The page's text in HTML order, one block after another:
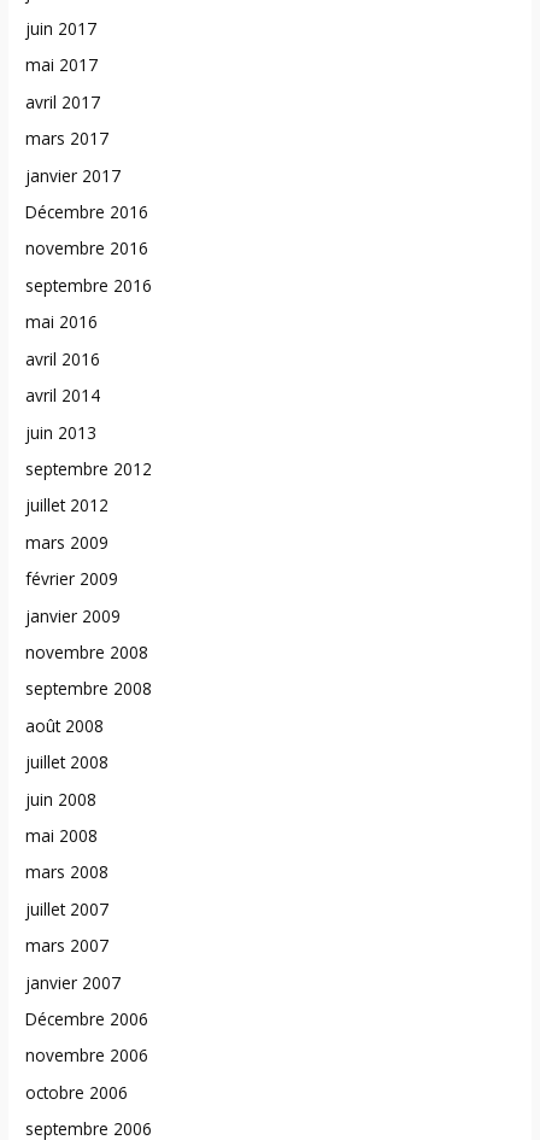
juin 2017
mai 2017
avril 2017
mars 2017
janvier 2017
Décembre 2016
novembre 2016
septembre 2016
mai 2016
avril 2016
avril 2014
juin 2013
septembre 2012
juillet 2012
mars 2009
février 2009
janvier 2009
novembre 2008
septembre 2008
août 2008
juillet 2008
juin 2008
mai 2008
mars 2008
juillet 2007
mars 2007
janvier 2007
Décembre 2006
novembre 2006
octobre 2006
septembre 2006